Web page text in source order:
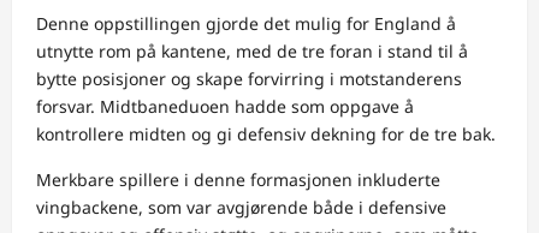
Denne oppstillingen gjorde det mulig for England å
utnytte rom på kantene, med de tre foran i stand til å
bytte posisjoner og skape forvirring i motstanderens
forsvar. Midtbaneduoen hadde som oppgave å
kontrollere midten og gi defensiv dekning for de tre bak.
Merkbare spillere i denne formasjonen inkluderte
vingbackene, som var avgjørende både i defensive